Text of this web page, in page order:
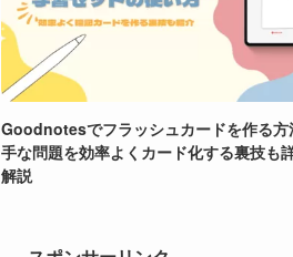
Goodnotesでフラッシュカードを作る方
手な問題を効率よくカード化する裏技も
解説